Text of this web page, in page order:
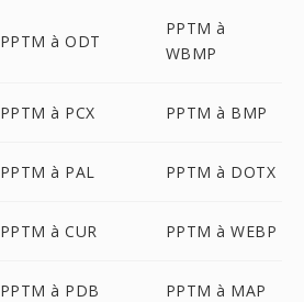
PPTM à ODT
PPTM à
WBMP
PPTM à PCX PPTM à BMP
PPTM à PAL PPTM à DOTX
PPTM à CUR PPTM à WEBP
PPTM à PDB PPTM à MAP